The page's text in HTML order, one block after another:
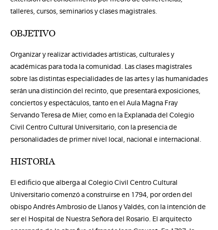
talleres, cursos, seminarios y clases magistrales.
OBJETIVO
Organizar y realizar actividades artísticas, culturales y
académicas para toda la comunidad. Las clases magistrales
sobre las distintas especialidades de las artes y las humanidades
serán una distinción del recinto, que presentará exposiciones,
conciertos y espectáculos, tanto en el Aula Magna Fray
Servando Teresa de Mier, como en la Explanada del Colegio
Civil Centro Cultural Universitario, con la presencia de
personalidades de primer nivel local, nacional e internacional.
HISTORIA
El edificio que alberga al Colegio Civil Centro Cultural
Universitario comenzó a construirse en 1794, por orden del
obispo Andrés Ambrosio de Llanos y Valdés, con la intención de
ser el Hospital de Nuestra Señora del Rosario. El arquitecto